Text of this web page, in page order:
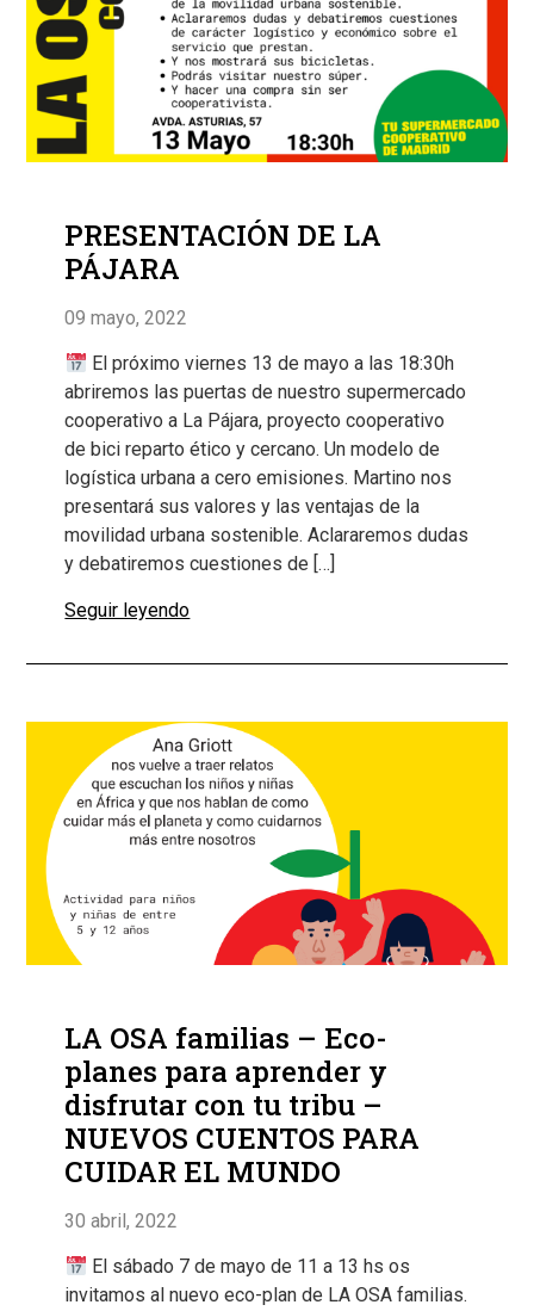
PRESENTACIÓN DE LA
PÁJARA
09 mayo, 2022
El próximo viernes 13 de mayo a las 18:30h
abriremos las puertas de nuestro supermercado
cooperativo a La Pájara, proyecto cooperativo
de bici reparto ético y cercano. Un modelo de
logística urbana a cero emisiones. Martino nos
presentará sus valores y las ventajas de la
movilidad urbana sostenible. Aclararemos dudas
y debatiremos cuestiones de […]
Seguir leyendo
LA OSA familias – Eco-
planes para aprender y
disfrutar con tu tribu –
NUEVOS CUENTOS PARA
CUIDAR EL MUNDO
30 abril, 2022
El sábado 7 de mayo de 11 a 13 hs os
invitamos al nuevo eco-plan de LA OSA familias.